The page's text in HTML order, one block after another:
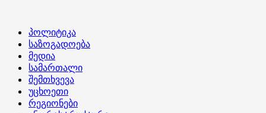
Primary
Menu
პოლიტიკა
საზოგადოება
მედია
სამართალი
შემთხვევა
უცხოეთი
რეგიონები